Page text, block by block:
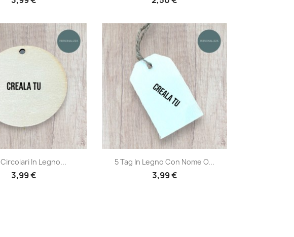
Anteprima
Circolari In Legno...
3,99 €
Anteprima
5 Tag In Legno Con Nome O...
3,99 €